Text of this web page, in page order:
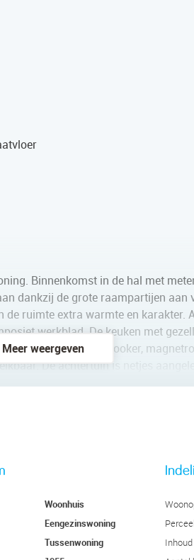
Binnenkomst in de hal met
dankzij de grote raampartijen aan
ruimte extra warmte en karakter.
werkblad. De keuken met
oven, afzuigkap, Quooker,
De achtertuin is netjes
met regendouche,
Door de geplaatste
Meer weergeven
Woonhuis
Eengezinswoning
Tussenwoning Inhoud